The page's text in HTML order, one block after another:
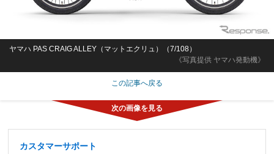
《写真提供 ヤマハ発動機》
ヤマハ PAS CRAIG ALLEY（マットエクリュ）（7/108）
この記事へ戻る
カスタマーサポート